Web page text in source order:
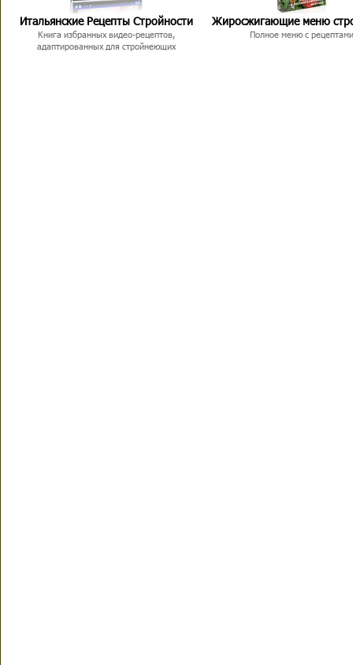
Итальянские Рецепты Стройности
Книга избранных видео-рецептов,
адаптированных для стройнеющих
Жиросжигающие меню
Полное меню с рецептами